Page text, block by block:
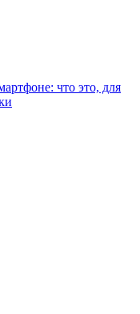
что это, для